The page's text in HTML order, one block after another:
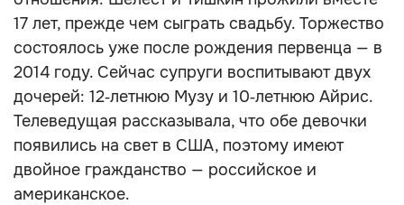
17 лет, прежде чем сыграть свадьбу. Торжество
состоялось уже после рождения первенца — в
2014 году. Сейчас супруги воспитывают двух
дочерей: 12‑летнюю Музу и 10‑летнюю Айрис.
Телеведущая рассказывала, что обе девочки
появились на свет в США, поэтому имеют
двойное гражданство — российское и
американское.